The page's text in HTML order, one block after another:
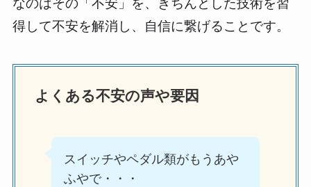
なのはその「不安」を、きちんとした技術を習
得して不安を解消し、自信に繋げることです。
よくある不安の声や要因
スイッチやペダル類がもうあや
ふやで・・・